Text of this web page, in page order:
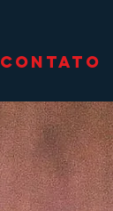
CONTATO